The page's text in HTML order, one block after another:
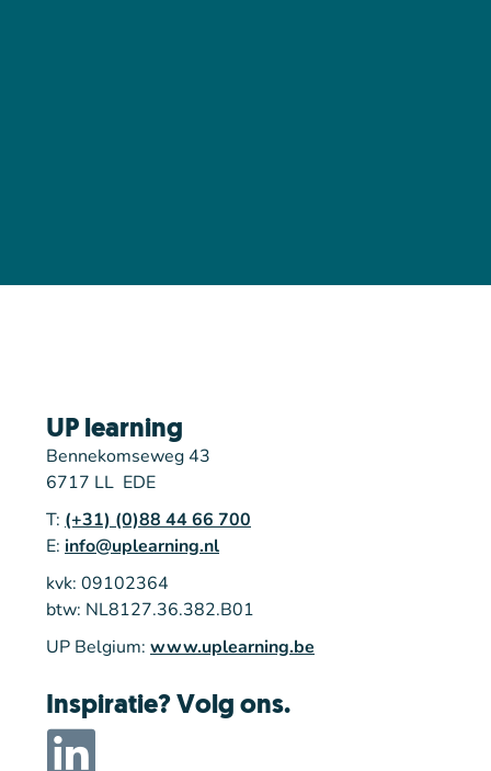
UP learning
Bennekomseweg 43
6717 LL EDE
T: (+31) (0)88 44 66 700
E: info@uplearning.nl
kvk: 09102364
btw: NL8127.36.382.B01
UP Belgium: www.uplearning.be
Inspiratie? Volg ons.